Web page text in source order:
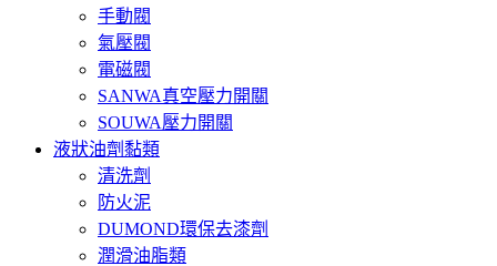
手動閥
氣壓閥
電磁閥
SANWA真空壓力開關
SOUWA壓力開關
液狀油劑黏類
清洗劑
防火泥
DUMOND環保去漆劑
潤滑油脂類